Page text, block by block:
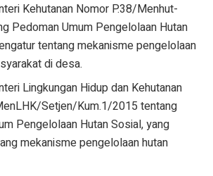
Kehutanan Nomor P.38/Menhut-
Pedoman Umum Pengelolaan Hutan
tentang mekanisme pengelolaan
di desa.
Lingkungan Hidup dan Kehutanan
Setjen/Kum.1/2015 tentang
Pengelolaan Hutan Sosial, yang
mekanisme pengelolaan hutan